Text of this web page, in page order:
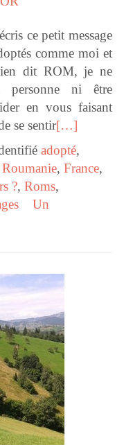
petit message
comme moi et
dit ROM, je ne
ni être
en vous faisant
se sentir[…]
adopté,
, France,
?, Roms,
Un